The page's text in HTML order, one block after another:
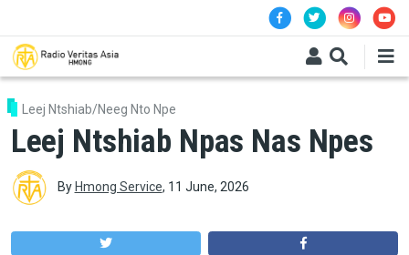
Leej Ntshiab/Neeg Nto Npe
Leej Ntshiab Npas Nas Npes
By Hmong Service, 11 June, 2026